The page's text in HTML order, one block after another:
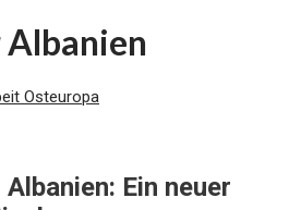
Osteuropa
Ein neuer